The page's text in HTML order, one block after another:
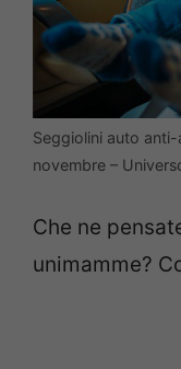
Seggiolini auto
novembre –
Che ne
unimamme?